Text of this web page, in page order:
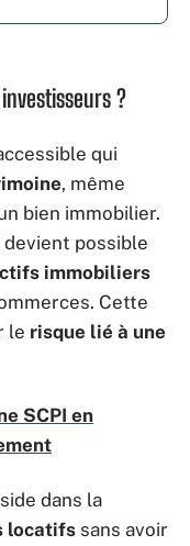
?
qui
, même
bien immobilier.
possible
immobiliers
Cette
le risque lié à une
SCPI en
dans la
locatifs sans avoir